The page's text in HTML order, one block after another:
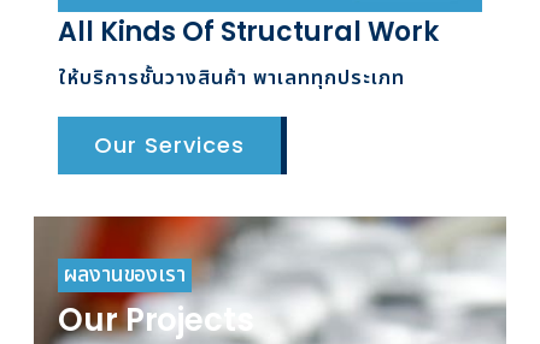
All Kinds Of Structural Work
ให้บริการชั้นวางสินค้า พาเลททุกประเภท
Our Services
ผลงานของเรา
Our Projects